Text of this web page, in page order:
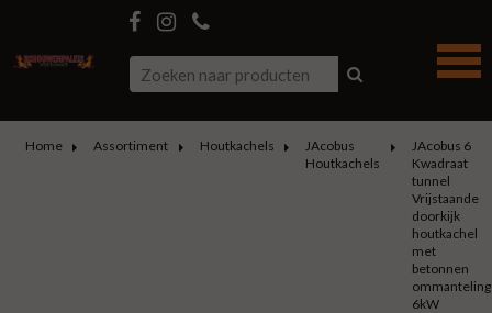
Home Assortiment Houtkachels
JAcobus
Houtkachels
JAcobus 6
Kwadraat
tunnel
Vrijstaande
doorkijk
houtkachel
met
betonnen
ommanteling
6kW